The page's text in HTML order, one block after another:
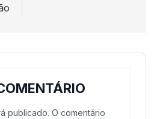
publicado. O comentário